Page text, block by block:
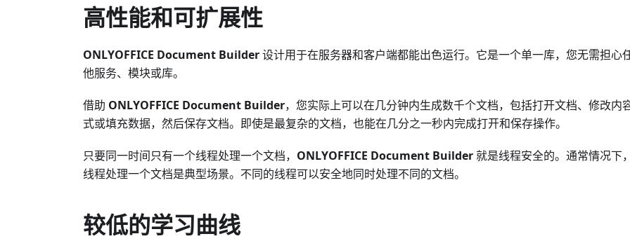
高性能和可扩展性
ONLYOFFICE Document Builder设计用于在服务器和客户端都能出色运行。它是一个单一库，您无需担心
他服务、模块或库。
借助 ONLYOFFICE Document Builder，您实际上可以在几分钟内生成数千个文档，包括打开文档、修改内
式或填充数据，然后保存文档。即使是最复杂的文档，也能在几分之一秒内完成打开和保存操作。
只要同一时间只有一个线程处理一个文档， ONLYOFFICE Document Builder就是线程安全的。通常情况下
线程处理一个文档是典型场景。不同的线程可以安全地同时处理不同的文档。
较低的学习曲线